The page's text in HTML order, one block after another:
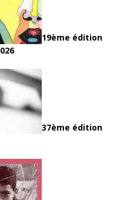
19ème édition
37ème édition